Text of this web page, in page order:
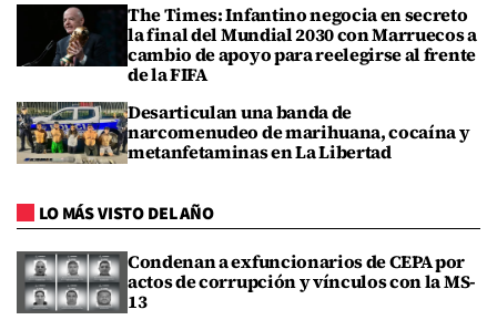
The Times: Infantino negocia en secreto
la final del Mundial 2030 con Marruecos a
cambio de apoyo para reelegirse al frente
de la FIFA
Desarticulan una banda de
narcomenudeo de marihuana, cocaína y
metanfetaminas en La Libertad
LO MÁS VISTO DEL AÑO
Condenan a exfuncionarios de CEPA por
actos de corrupción y vínculos con la MS-
13